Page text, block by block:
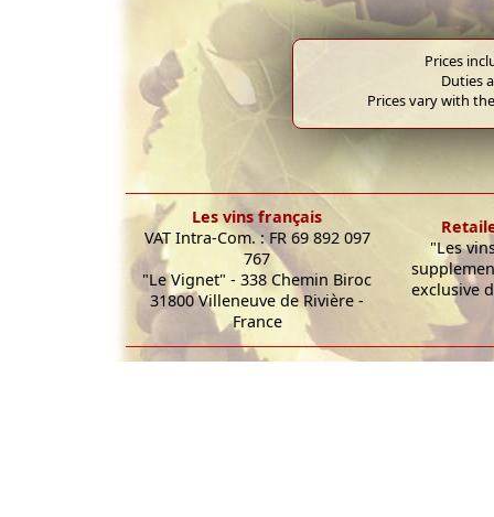
Prices
Duties
Prices vary with
Les vins français
VAT Intra-Com. : FR 69 892 097
767
"Le Vignet" - 338 Chemin Biroc
31800 Villeneuve de Rivière -
France
"Les
exclusive